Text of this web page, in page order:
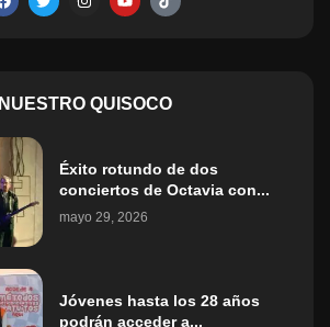
NUESTRO QUISOCO
Éxito rotundo de dos
conciertos de Octavia con...
mayo 29, 2026
Jóvenes hasta los 28 años
podrán acceder a...